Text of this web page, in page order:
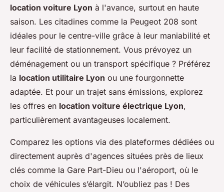
location voiture Lyon à l'avance, surtout en haute
saison. Les citadines comme la Peugeot 208 sont
idéales pour le centre-ville grâce à leur maniabilité et
leur facilité de stationnement. Vous prévoyez un
déménagement ou un transport spécifique ? Préférez
la location utilitaire Lyon ou une fourgonnette
adaptée. Et pour un trajet sans émissions, explorez
les offres en location voiture électrique Lyon,
particulièrement avantageuses localement.
Comparez les options via des plateformes dédiées ou
directement auprès d'agences situées près de lieux
clés comme la Gare Part-Dieu ou l'aéroport, où le
choix de véhicules s’élargit. N’oubliez pas ! Des